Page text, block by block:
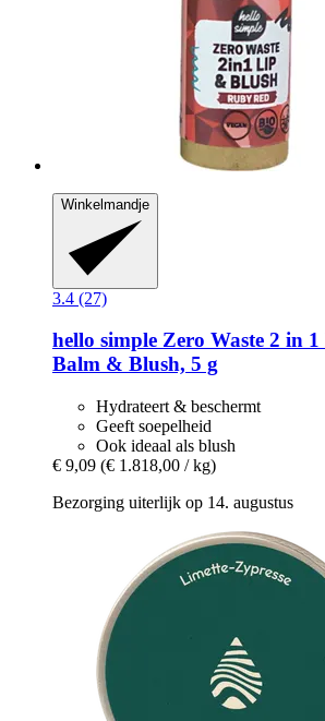
Winkelmandje
3.4 (27)
hello simple Zero Waste 2 in
Balm & Blush, 5 g
Hydrateert & beschermt
Geeft soepelheid
Ook ideaal als blush
€ 9,09 (€ 1.818,00 / kg)
Bezorging uiterlijk op 14. augustus